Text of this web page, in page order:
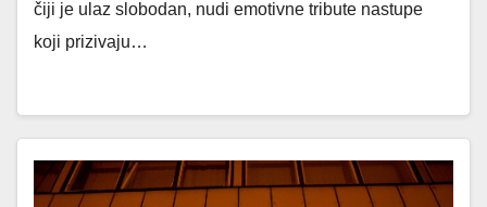
čiji je ulaz slobodan, nudi emotivne tribute nastupe
koji prizivaju…